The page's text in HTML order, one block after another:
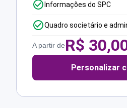
Informações do SPC
Quadro societário e
A partir deR$
Personalizar